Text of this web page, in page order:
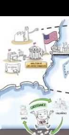
selon Emily
Où l’on apprend
aussi une question
On parle de sites
d’expérience de
« Responsive ».
Contrairement à ce
taille de l’écran.
Un très
permettait de bien